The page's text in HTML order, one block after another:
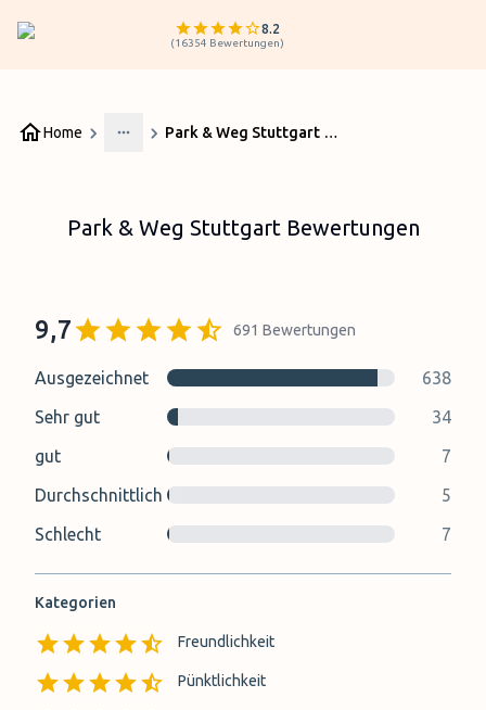
8.2
(16354 Bewertungen)
Home
More
Park & Weg Stuttgart Bewertungen
Park & Weg Stuttgart Bewertungen
9,7 691 Bewertungen
Ausgezeichnet
638
Sehr gut
34
gut
7
Durchschnittlich
5
Schlecht
7
Kategorien
Freundlichkeit
Pünktlichkeit